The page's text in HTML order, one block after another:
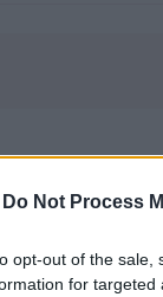
Do Not Process
opt-out of the
for
benne lévő